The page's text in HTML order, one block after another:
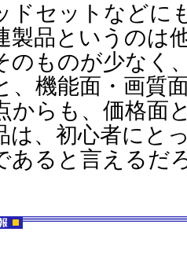
セットなどに
製品というのは
のものが少なく
、機能面・画質
からも、価格面
は、初心者にと
あると言えるだ